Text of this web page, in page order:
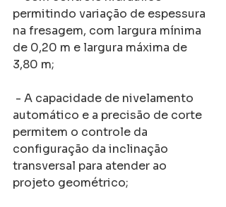
permitindo variação de espessura
na fresagem, com largura mínima
de 0,20 m e largura máxima de
3,80 m;
automático e a precisão de corte
permitem o controle da
configuração da inclinação
transversal para atender ao
projeto geométrico;